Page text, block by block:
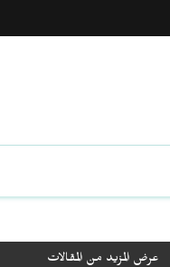
عرض المزيد من المقالات